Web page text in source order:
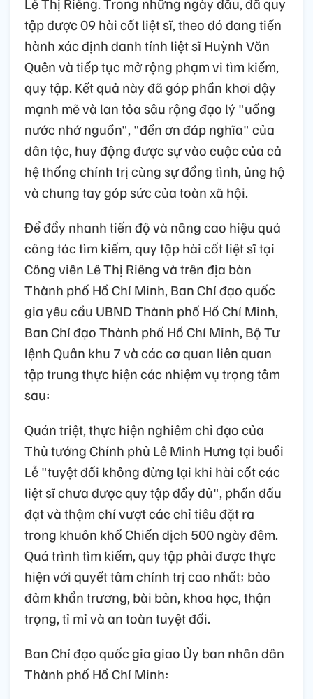
Lê Thị Riêng. Trong những ngày đầu, đã quy
tập được 09 hài cốt liệt sĩ, theo đó đang tiến
hành xác định danh tính liệt sĩ Huỳnh Văn
Quên và tiếp tục mở rộng phạm vi tìm kiếm,
quy tập. Kết quả này đã góp phần khơi dậy
mạnh mẽ và lan tỏa sâu rộng đạo lý "uống
nước nhớ nguồn", "đền ơn đáp nghĩa" của
dân tộc, huy động được sự vào cuộc của cả
hệ thống chính trị cùng sự đồng tình, ủng hộ
và chung tay góp sức của toàn xã hội.
Để đẩy nhanh tiến độ và nâng cao hiệu quả
công tác tìm kiếm, quy tập hài cốt liệt sĩ tại
Công viên Lê Thị Riêng và trên địa bàn
Thành phố Hồ Chí Minh, Ban Chỉ đạo quốc
gia yêu cầu UBND Thành phố Hồ Chí Minh,
Ban Chỉ đạo Thành phố Hồ Chí Minh, Bộ Tư
lệnh Quân khu 7 và các cơ quan liên quan
tập trung thực hiện các nhiệm vụ trọng tâm
sau:
Quán triệt, thực hiện nghiêm chỉ đạo của
Thủ tướng Chính phủ Lê Minh Hưng tại buổi
Lễ "tuyệt đối không dừng lại khi hài cốt các
liệt sĩ chưa được quy tập đầy đủ", phấn đấu
đạt và thậm chí vượt các chỉ tiêu đặt ra
trong khuôn khổ Chiến dịch 500 ngày đêm.
Quá trình tìm kiếm, quy tập phải được thực
hiện với quyết tâm chính trị cao nhất; bảo
đảm khẩn trương, bài bản, khoa học, thận
trọng, tỉ mỉ và an toàn tuyệt đối.
Ban Chỉ đạo quốc gia giao Ủy ban nhân dân
Thành phố Hồ Chí Minh: